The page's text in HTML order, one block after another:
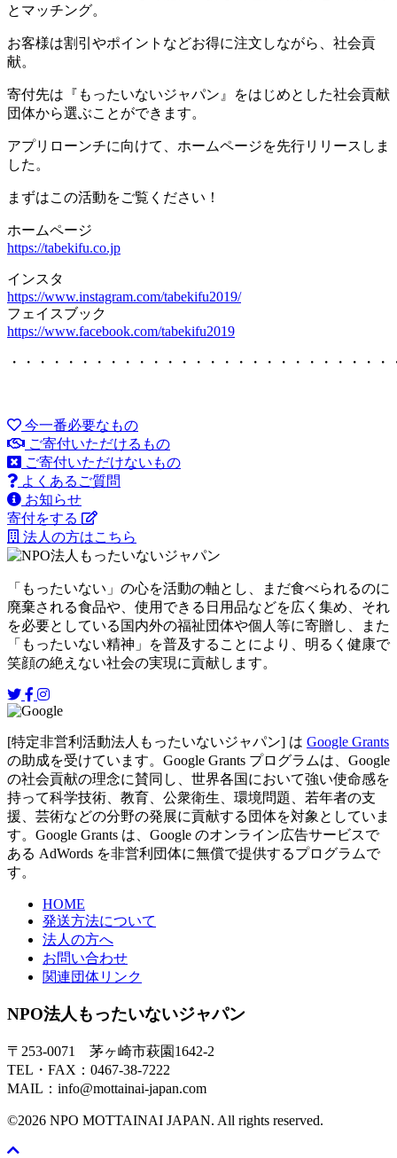
とマッチング。
お客様は割引やポイントなどお得に注文しながら、社会貢
献。
寄付先は『もったいないジャパン』をはじめとした社会貢献
団体から選ぶことができます。
アプリローンチに向けて、ホームページを先行リリースしま
した。
まずはこの活動をご覧ください！
ホームページ
https://tabekifu.co.jp
インスタ
https://www.instagram.com/tabekifu2019/
フェイスブック
https://www.facebook.com/tabekifu2019
・・・・・・・・・・・・・・・・・・・・・・・・・・・
今一番必要なもの
ご寄付いただけるもの
ご寄付いただけないもの
よくあるご質問
お知らせ
寄付をする
法人の方はこちら
「もったいない」の心を活動の軸とし、まだ食べられるのに
廃棄される食品や、使用できる日用品などを広く集め、それ
を必要としている国内外の福祉団体や個人等に寄贈し、また
「もったいない精神」を普及することにより、明るく健康で
笑顔の絶えない社会の実現に貢献します。
[特定非営利活動法人もったいないジャパン] は Google Grants
の助成を受けています。Google Grants プログラムは、Google
の社会貢献の理念に賛同し、世界各国において強い使命感を
持って科学技術、教育、公衆衛生、環境問題、若年者の支
援、芸術などの分野の発展に貢献する団体を対象としていま
す。Google Grants は、Google のオンライン広告サービスで
ある AdWords を非営利団体に無償で提供するプログラムで
す。
HOME
発送方法について
法人の方へ
お問い合わせ
関連団体リンク
NPO法人もったいないジャパン
〒253-0071 茅ヶ崎市萩園1642-2
TEL・FAX：0467-38-7222
MAIL：info@mottainai-japan.com
©2026 NPO MOTTAINAI JAPAN. All rights reserved.
Scroll